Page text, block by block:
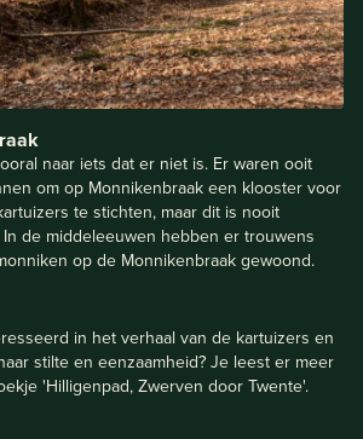
naar iets dat er niet is. Er waren ooit
om op Monnikenbraak een klooster voor
te stichten, maar dit is nooit
de middeleeuwen hebben er trouwens
op de Monnikenbraak gewoond.
in het verhaal van de kartuizers en
stilte en eenzaamheid? Je leest er meer
'Hilligenpad, Zwerven door Twente'.